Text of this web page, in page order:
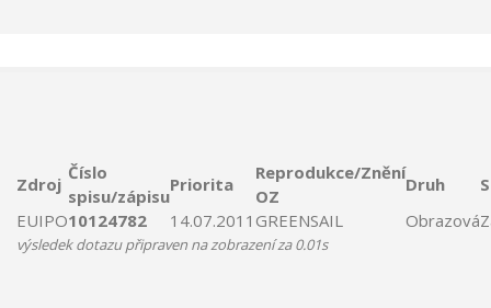
Zdroj
Číslo
spisu/zápisu
Priorita
Reprodukce/Znění
OZ
Druh
EUIPO10124782 14.07.2011 GREENSAIL Obrazová
výsledek dotazu připraven na zobrazení za 0.01s